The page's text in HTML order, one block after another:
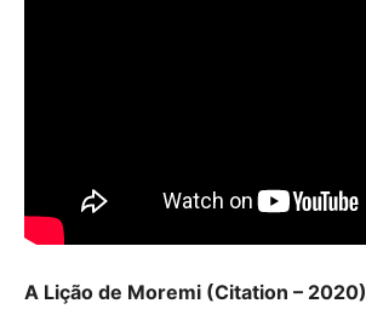
A Lição de Moremi (Citation – 2020)